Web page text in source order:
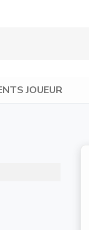
JOUEUR